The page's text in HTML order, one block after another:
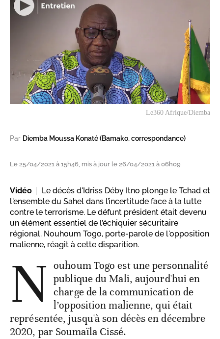
Le360 Afrique/Diemba
Par Diemba Moussa Konaté (Bamako, correspondance)
Le 25/04/2021 à 15h46, mis à jour le 26/04/2021 à 06h09
Vidéo
Le décès d'Idriss Déby Itno plonge le Tchad et
l'ensemble du Sahel dans l’incertitude face à la lutte
contre le terrorisme. Le défunt président était devenu
un élément essentiel de l’échiquier sécuritaire
régional. Nouhoum Togo, porte-parole de l'opposition
malienne, réagit à cette disparition.
N ouhoum Togo est une personnalité
publique du Mali, aujourd'hui en
charge de la communication de
l’opposition malienne, qui était
représentée, jusqu'à son décès en décembre
2020, par Soumaïla Cissé.